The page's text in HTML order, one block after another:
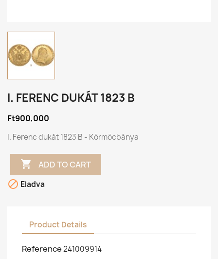
I. FERENC DUKÁT 1823 B
Ft900,000
I. Ferenc dukát 1823 B - Körmöcbánya
 ADD TO CART
 Eladva
Product Details
Reference241009914